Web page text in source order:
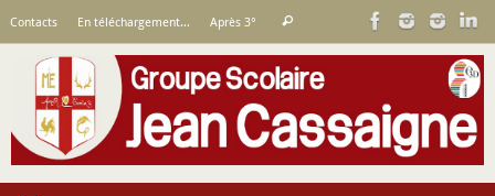
contenu
Contacts En téléchargement… Après 3°
Recherche
:
Rechercher